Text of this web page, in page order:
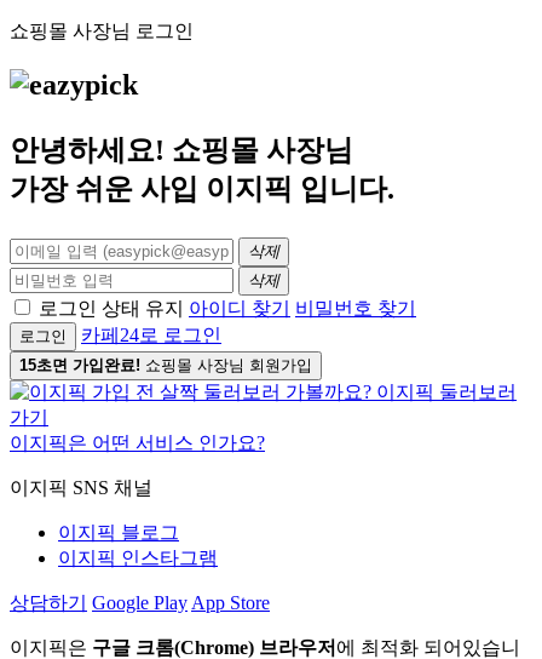
쇼핑몰 사장님 로그인
안녕하세요! 쇼핑몰 사장님
가장 쉬운 사입 이지픽 입니다.
삭제
삭제
로그인 상태 유지 아이디 찾기 비밀번호 찾기
로그인 카페24로 로그인
15초면 가입완료! 쇼핑몰 사장님 회원가입
이지픽은 어떤 서비스 인가요?
이지픽 SNS 채널
이지픽 블로그
이지픽 인스타그램
상담하기 Google Play App Store
이지픽은 구글 크롬(Chrome) 브라우저 에 최적화 되어있습니